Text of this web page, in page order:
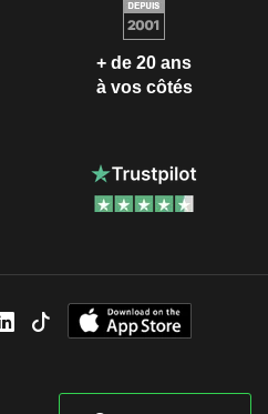
+ de 20 ans
à vos côtés